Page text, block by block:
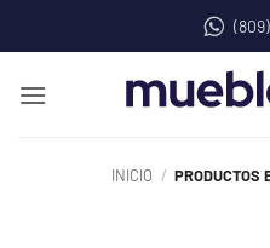
INICIO / PRODUCTOS